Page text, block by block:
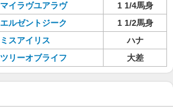
マイラヴユアラヴ
1 1/4馬身
エルゼントジーク
1 1/2馬身
ミスアイリス
ハナ
ツリーオブライフ 大差